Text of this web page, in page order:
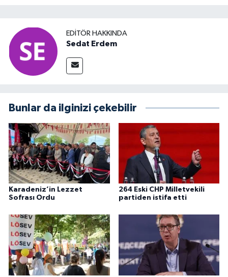
EDITÖR HAKKINDA
Sedat Erdem
Bunlar da ilginizi çekebilir
Karadeniz’in Lezzet
Sofrası Ordu
264 Eski CHP Milletvekili
partiden istifa etti